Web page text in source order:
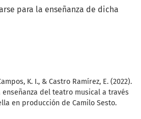
K. I., & Castro Ramírez, E. (2022).
del teatro musical a través
en producción de Camilo Sesto.
para la enseñanza de dicha